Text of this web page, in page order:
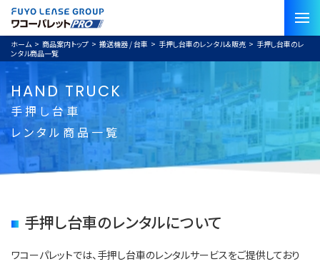
ホーム > 商品案内トップ > 搬送機器 / 台車 > 手押し台車のレンタル＆販売 > 手押し台車のレ
ンタル商品一覧
HAND TRUCK
手押し台車
レンタル商品一覧
手押し台車のレンタルについて
ワコーパレットでは、手押し台車のレンタルサービスをご提供しており